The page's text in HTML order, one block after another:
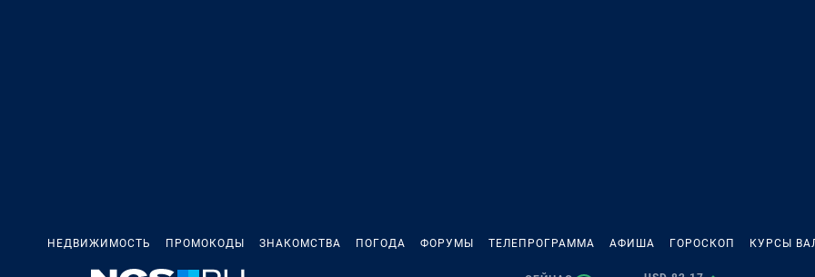
НЕДВИЖИМОСТЬ ПРОМОКОДЫ ЗНАКОМСТВА ПОГОДА ФОРУМЫ ТЕЛЕПРОГРАММА АФИША ГОРОСКОП КУРСЫ